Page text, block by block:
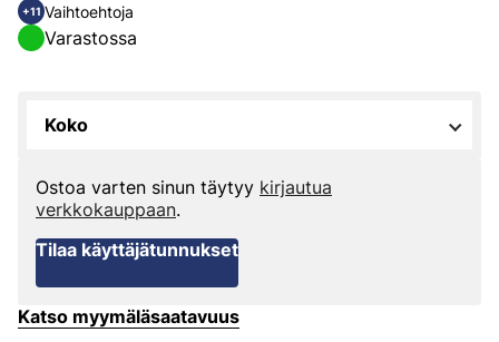
+11 Vaihtoehtoja
Varastossa
Koko
Ostoa varten sinun täytyy kirjautua
verkkokauppaan.
Tilaa käyttäjätunnukset
Katso myymäläsaatavuus